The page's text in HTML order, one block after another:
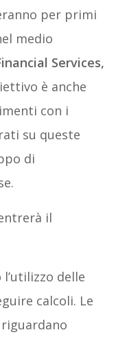
per primi
medio
Services,
è anche
con i
su queste
di
il
l’utilizzo delle
calcoli. Le